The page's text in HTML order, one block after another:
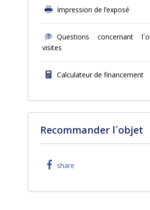
Impression de l’exposé
Questions concernant
visites
Calculateur de financement
Recommander l´objet
share